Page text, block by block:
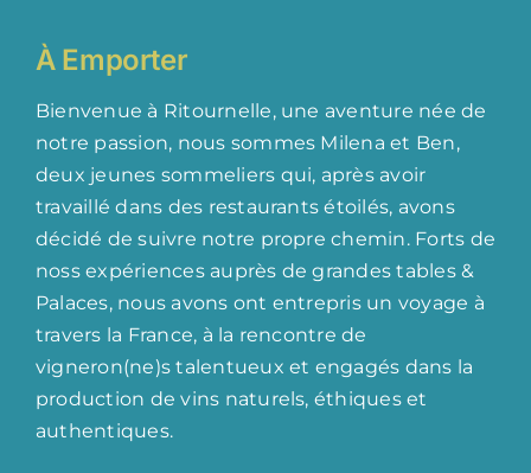
À Emporter
Bienvenue à Ritournelle, une aventure née de
notre passion, nous sommes Milena et Ben,
deux jeunes sommeliers qui, après avoir
travaillé dans des restaurants étoilés, avons
décidé de suivre notre propre chemin. Forts de
noss expériences auprès de grandes tables &
Palaces, nous avons ont entrepris un voyage à
travers la France, à la rencontre de
vigneron(ne)s talentueux et engagés dans la
production de vins naturels, éthiques et
authentiques.